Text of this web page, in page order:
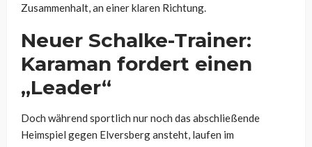
Zusammenhalt, an einer klaren Richtung.
Neuer Schalke-Trainer:
Karaman fordert einen
„Leader“
Doch während sportlich nur noch das abschließende
Heimspiel gegen Elversberg ansteht, laufen im